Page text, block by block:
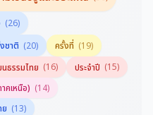
(26)
ชาติ (20) ครั้งที่ (19)
ธรรมไทย (16) ประจำปี (15)
คเหนือ) (14)
ย (13)